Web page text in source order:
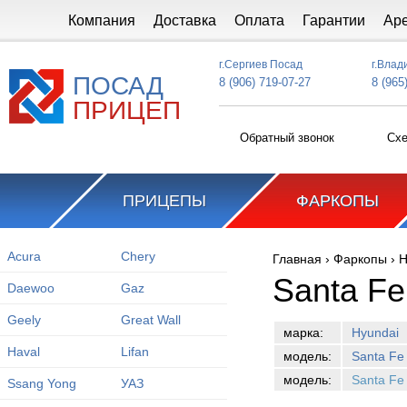
Компания Доставка Оплата Гарантии
ПОСАД
ПРИЦЕП
г.Сергиев Посад
8 (906) 719-07-27 8
Обратный звонок
ПРИЦЕПЫ ФАРКОПЫ
Acura Chery
Daewoo Gaz
Geely Great Wall
Haval Lifan
Ssang Yong УАЗ
Вы здесь
Главная › Фаркопы ›
Santa
марка:
Hyundai
модель:
Santa Fe
модель:
Santa